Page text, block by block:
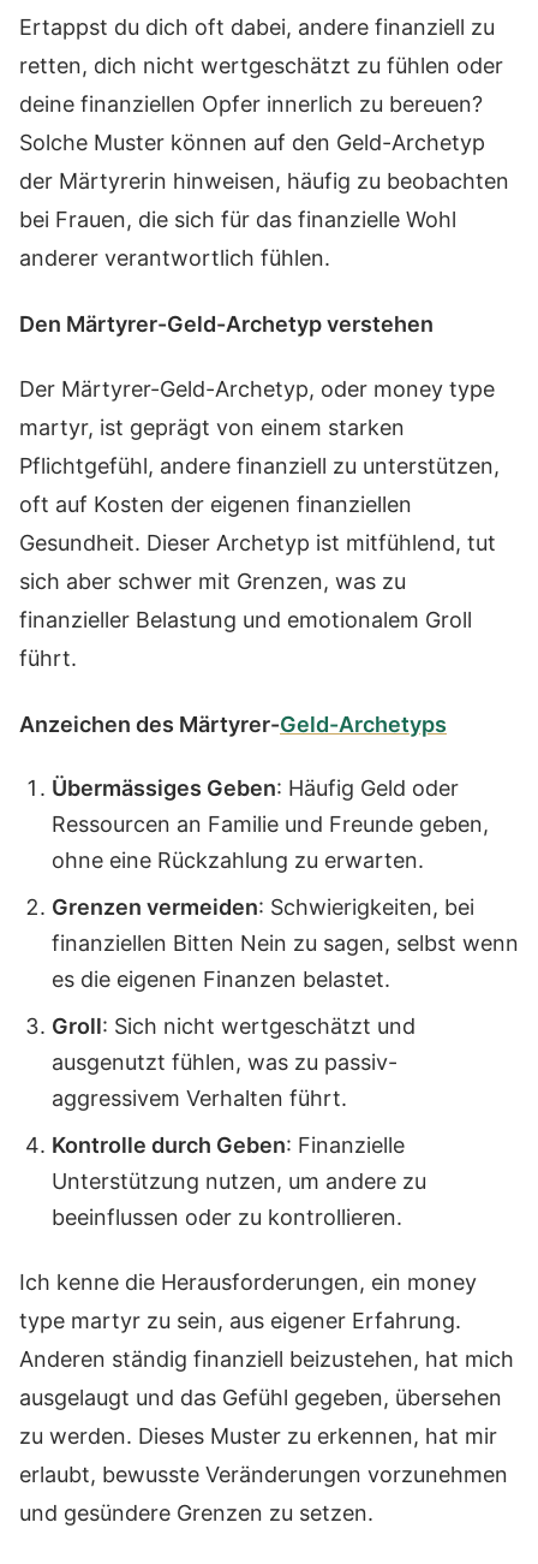
Ertappst du dich oft dabei, andere finanziell zu
retten, dich nicht wertgeschätzt zu fühlen oder
deine finanziellen Opfer innerlich zu bereuen?
Solche Muster können auf den Geld-Archetyp
der Märtyrerin hinweisen, häufig zu beobachten
bei Frauen, die sich für das finanzielle Wohl
anderer verantwortlich fühlen.
Den Märtyrer-Geld-Archetyp verstehen
Der Märtyrer-Geld-Archetyp, oder money type
martyr, ist geprägt von einem starken
Pflichtgefühl, andere finanziell zu unterstützen,
oft auf Kosten der eigenen finanziellen
Gesundheit. Dieser Archetyp ist mitfühlend, tut
sich aber schwer mit Grenzen, was zu
finanzieller Belastung und emotionalem Groll
führt.
Anzeichen des Märtyrer-Geld-Archetyps
Übermässiges Geben: Häufig Geld oder
Ressourcen an Familie und Freunde geben,
ohne eine Rückzahlung zu erwarten.
Grenzen vermeiden: Schwierigkeiten, bei
finanziellen Bitten Nein zu sagen, selbst wenn
es die eigenen Finanzen belastet.
Groll: Sich nicht wertgeschätzt und
ausgenutzt fühlen, was zu passiv-
aggressivem Verhalten führt.
Kontrolle durch Geben: Finanzielle
Unterstützung nutzen, um andere zu
beeinflussen oder zu kontrollieren.
Ich kenne die Herausforderungen, ein money
type martyr zu sein, aus eigener Erfahrung.
Anderen ständig finanziell beizustehen, hat mich
ausgelaugt und das Gefühl gegeben, übersehen
zu werden. Dieses Muster zu erkennen, hat mir
erlaubt, bewusste Veränderungen vorzunehmen
und gesündere Grenzen zu setzen.